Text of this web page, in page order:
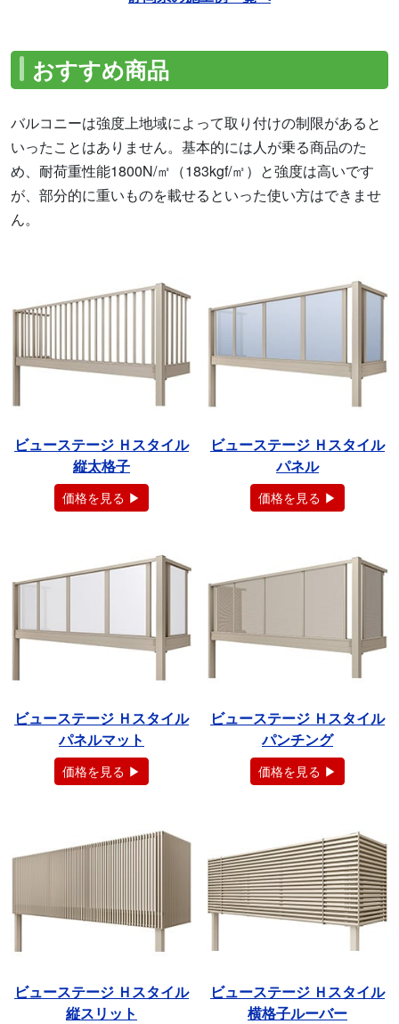
おすすめ商品
バルコニーは強度上地域によって取り付けの制限があると
いったことはありません。基本的には人が乗る商品のた
め、耐荷重性能1800N/㎡（183kgf/㎡）と強度は高いです
が、部分的に重いものを載せるといった使い方はできませ
ん。
ビューステージ Ｈスタイル
縦太格子
価格を見る ▶
ビューステージ Ｈスタイル
パネル
価格を見る ▶
ビューステージ Ｈスタイル
パネルマット
価格を見る ▶
ビューステージ Ｈスタイル
パンチング
価格を見る ▶
ビューステージ Ｈスタイル
縦スリット
ビューステージ Ｈスタイル
横格子ルーバー